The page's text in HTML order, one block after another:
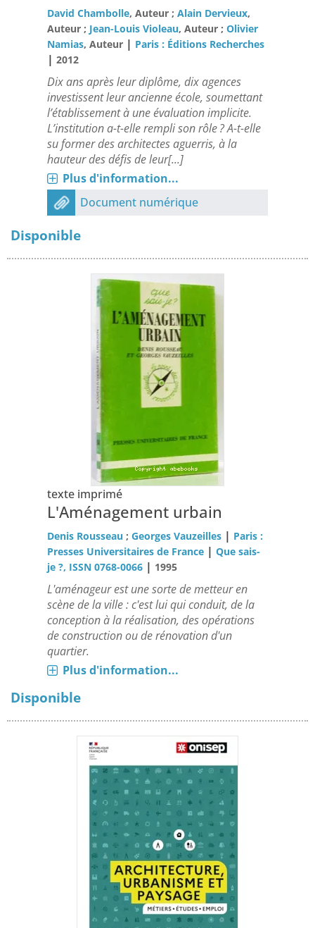
David Chambolle, Auteur ;Alain Dervieux,
Auteur ; Jean-Louis Violeau, Auteur ;Olivier
Namias, Auteur | Paris : Éditions Recherches
|2012
Dix ans après leur diplôme, dix agences
investissent leur ancienne école, soumettant
l’établissement à une évaluation implicite.
L’institution a-t-elle rempli son rôle ? A-t-elle
su former des architectes aguerris, à la
hauteur des défis de leur[...]
Plus d'information...
Document numérique
Disponible
texte imprimé
L'Aménagement urbain
Denis Rousseau ;Georges Vauzeilles | Paris :
Presses Universitaires de France |Que sais-
je ?, ISSN 0768-0066 | 1995
L'aménageur est une sorte de metteur en
scène de la ville : c'est lui qui conduit, de la
conception à la réalisation, des opérations
de construction ou de rénovation d'un
quartier.
Plus d'information...
Disponible